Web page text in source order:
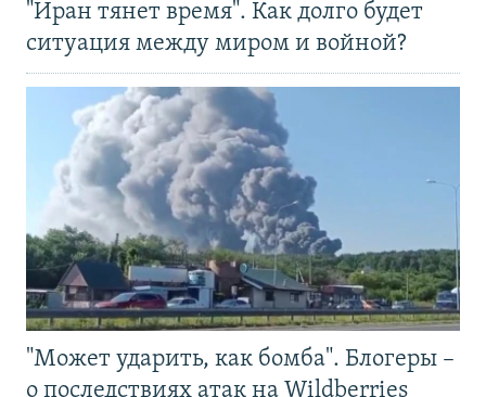
"Иран тянет время". Как долго будет
ситуация между миром и войной?
"Может ударить, как бомба". Блогеры –
о последствиях атак на Wildberries